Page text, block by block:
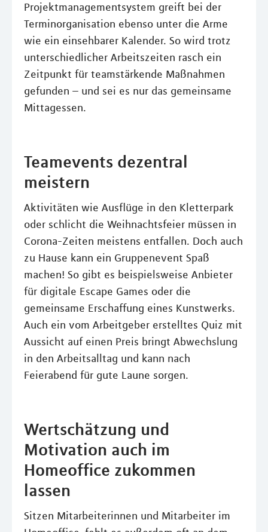
Projektmanagementsystem greift bei der
Terminorganisation ebenso unter die Arme
wie ein einsehbarer Kalender. So wird trotz
unterschiedlicher Arbeitszeiten rasch ein
Zeitpunkt für teamstärkende Maßnahmen
gefunden – und sei es nur das gemeinsame
Mittagessen.
Teamevents dezentral
meistern
Aktivitäten wie Ausflüge in den Kletterpark
oder schlicht die Weihnachtsfeier müssen in
Corona-Zeiten meistens entfallen. Doch auch
zu Hause kann ein Gruppenevent Spaß
machen! So gibt es beispielsweise Anbieter
für digitale Escape Games oder die
gemeinsame Erschaffung eines Kunstwerks.
Auch ein vom Arbeitgeber erstelltes Quiz mit
Aussicht auf einen Preis bringt Abwechslung
in den Arbeitsalltag und kann nach
Feierabend für gute Laune sorgen.
Wertschätzung und
Motivation auch im
Homeoffice zukommen
lassen
Sitzen Mitarbeiterinnen und Mitarbeiter im